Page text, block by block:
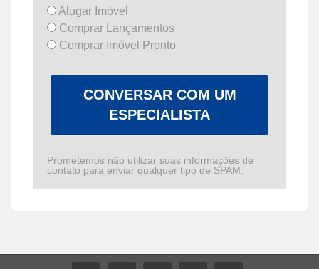
Alugar Imóvel
Comprar Lançamentos
Comprar Imóvel Pronto
CONVERSAR COM UM
ESPECIALISTA
Prometemos não utilizar suas informações de
contato para enviar qualquer tipo de SPAM.